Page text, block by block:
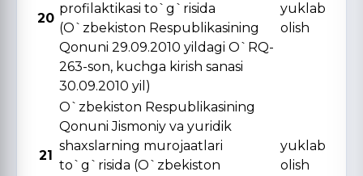
20
profilaktikasi to`g`risida
(O`zbekiston Respublikasining
Qonuni 29.09.2010 yildagi O`RQ-
263-son, kuchga kirish sanasi
30.09.2010 yil)
yuklab
olish
21
O`zbekiston Respublikasining
Qonuni Jismoniy va yuridik
shaxslarning murojaatlari
to`g`risida (O`zbekiston
yuklab
olish